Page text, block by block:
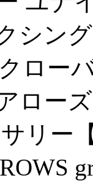
シング
ロー
ロー
リー